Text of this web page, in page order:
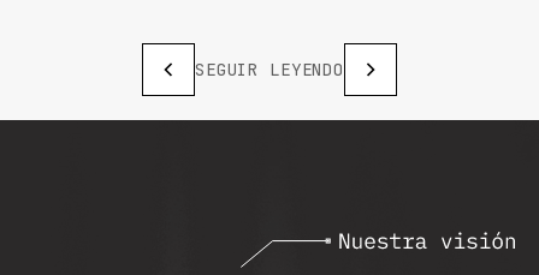
SEGUIR LEYENDO